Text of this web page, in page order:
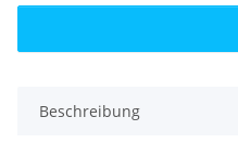
Beschreibung